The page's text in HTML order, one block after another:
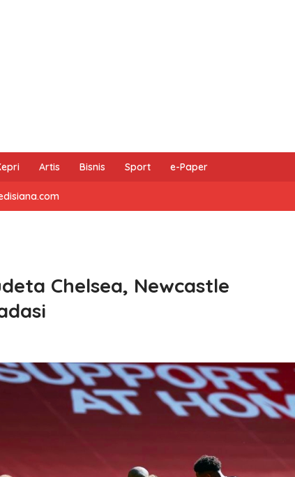
Artis Bisnis Sport e-Paper
Chelsea, Newcastle
Berbaik
ke
1-0, Lankshear Jadi
Penentu di Carabao
Cup
Bibit di Sei Nongsa
Jadi Ikhtiar Menjaga
Air Batam